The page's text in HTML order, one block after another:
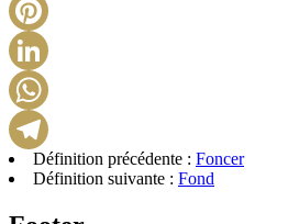
Définition précédente : Foncer
Définition suivante : Fond